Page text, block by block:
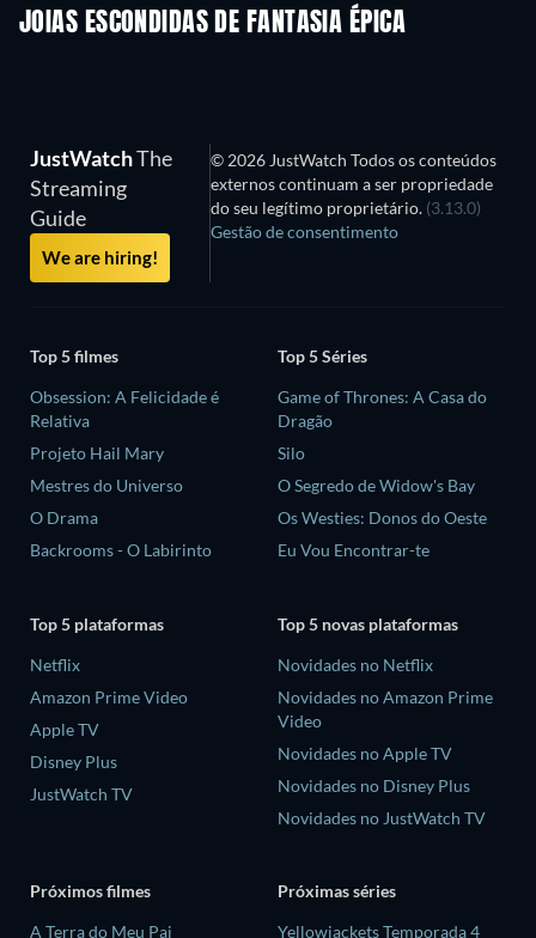
JOIAS ESCONDIDAS DE FANTASIA ÉPICA
JustWatchThe
Streaming
Guide
We are hiring!
© 2026 JustWatch Todos os conteúdos
externos continuam a ser propriedade
do seu legítimo proprietário. (3.13.0)
Gestão de consentimento
Top 5 filmes
Obsession: A Felicidade é
Relativa
Projeto Hail Mary
Mestres do Universo
O Drama
Backrooms - O Labirinto
Top 5 Séries
Game of Thrones: A Casa do
Dragão
Silo
O Segredo de Widow's Bay
Os Westies: Donos do Oeste
Eu Vou Encontrar-te
Top 5 plataformas
Netflix
Amazon Prime Video
Apple TV
Disney Plus
JustWatch TV
Top 5 novas plataformas
Novidades no Netflix
Novidades no Amazon Prime
Video
Novidades no Apple TV
Novidades no Disney Plus
Novidades no JustWatch TV
Próximos filmes
A Terra do Meu Pai
Próximas séries
Yellowjackets Temporada 4